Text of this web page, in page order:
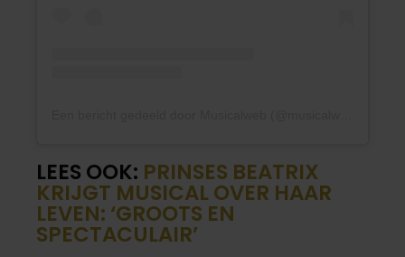
LEES OOK: PRINSES BEATRIX
KRIJGT MUSICAL OVER HAAR
LEVEN: ‘GROOTS EN
SPECTACULAIR’